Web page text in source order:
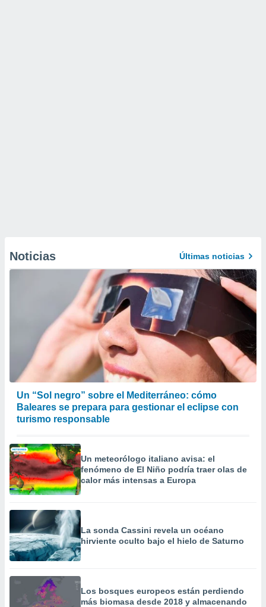
Noticias Últimas noticias
Un “Sol negro” sobre el Mediterráneo: cómo
Baleares se prepara para gestionar el eclipse con
turismo responsable
Un meteorólogo italiano avisa: el
fenómeno de El Niño podría traer olas de
calor más intensas a Europa
La sonda Cassini revela un océano
hirviente oculto bajo el hielo de Saturno
Los bosques europeos están perdiendo
más biomasa desde 2018 y almacenando